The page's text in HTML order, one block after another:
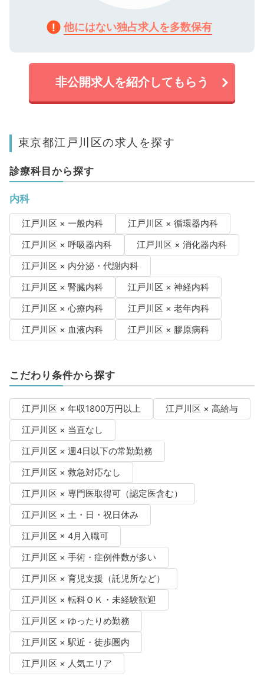
他にはない独占求人を多数保有
非公開求人を紹介してもらう
東京都江戸川区の求人を探す
診療科目から探す
内科
江戸川区 × 一般内科
江戸川区 × 循環器内科
江戸川区 × 呼吸器内科
江戸川区 × 消化器内科
江戸川区 × 内分泌・代謝内科
江戸川区 × 腎臓内科
江戸川区 × 神経内科
江戸川区 × 心療内科
江戸川区 × 老年内科
江戸川区 × 血液内科
江戸川区 × 膠原病科
こだわり条件から探す
江戸川区 × 年収1800万円以上
江戸川区 × 高給与
江戸川区 × 当直なし
江戸川区 × 週4日以下の常勤勤務
江戸川区 × 救急対応なし
江戸川区 × 専門医取得可（認定医含む）
江戸川区 × 土・日・祝日休み
江戸川区 × 4月入職可
江戸川区 × 手術・症例件数が多い
江戸川区 × 育児支援（託児所など）
江戸川区 × 転科ＯＫ・未経験歓迎
江戸川区 × ゆったりめ勤務
江戸川区 × 駅近・徒歩圏内
江戸川区 × 人気エリア